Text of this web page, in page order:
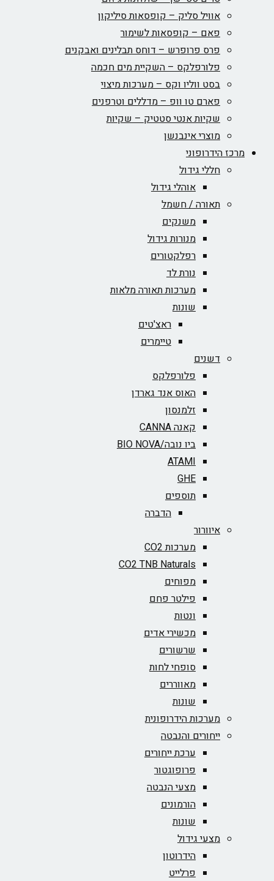
אוויל סליק – קופסאות סיליקון
פאם – קופסאות לשימור
פרס פרופרש – דוחס תבלינים ואבקנים
פלורפלקס – השקיית מים חכמה
בסט ווליו וקס – מערכות מיצוי
פארם טו וופ – מדללים וטרפנים
שקיות אנטי סטטיק – שקיות
מוצרי אינבנשן
מרכז הידרופוני
חללי גידול
אוהלי גידול
תאורה / חשמל
משנקים
מנורות גידול
רפלקטורים
נורת לד
מערכות תאורה מלאות
שונות
ראצ'טים
טיימרים
דשנים
פלורפלקס
האוס אנד גארדן
זלמנסון
קאנה CANNA
ביו נובה/BIO NOVA‏
ATAMI
GHE
תוספים
הדברה
איוורור
מערכות CO2
CO2 TNB Naturals
מפוחים
פילטר פחם
ונטות
מכשירי אדים
שרשורים
סופחי לחות
מאווררים
שונות
מערכות הידרופונית
ייחורים והנבטה
ערכת ייחורים
פרופוגטור
מצעי הנבטה
הורמונים
שונות
מצעי גידול
הידרוטון
פרלייט